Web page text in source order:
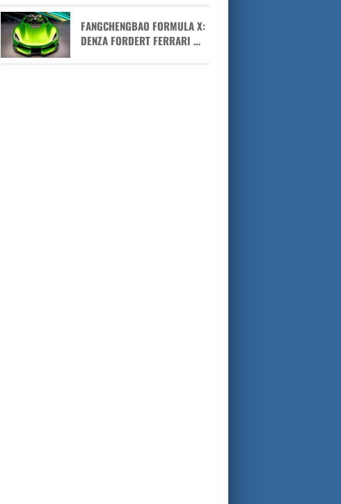
FANGCHENGBAO FORMULA X:
DENZA FORDERT FERRARI …